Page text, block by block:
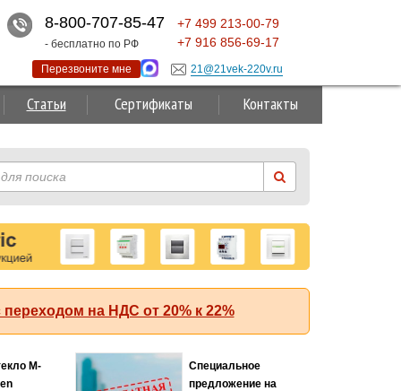
Статьи Сертификаты Контакты
на НДС от 20% к 22%
M-
Специальное
предложение на
8-800-707-85-47
- бесплатно по РФ
+7 499 213-00-79
+7 916 856-69-17
Перезвоните мне 21@21vek-220v.ru